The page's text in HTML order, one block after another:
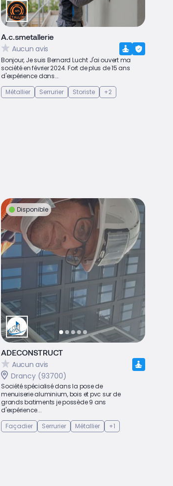
A.c.smetallerie
Aucun avis
Bonjour, Je suis Bernard Lucht J'ai ouvert ma
société en février 2024. Fort de plus de 15 ans
d'expérience dans...
Métallier
Serrurier Storiste +2
Disponible
ADECONSTRUCT
Aucun avis
Drancy (93700)
Société spécialisé dans la pose de
menuiserie aluminium, bois et pvc sur de
grands batiments je possède 9 ans
d'expérience...
Façadier
Serrurier Métallier +1